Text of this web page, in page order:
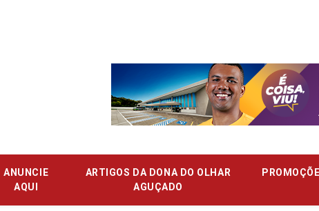
ANUNCIE
AQUI
ARTIGOS DA DONA DO OLHAR
AGUÇADO